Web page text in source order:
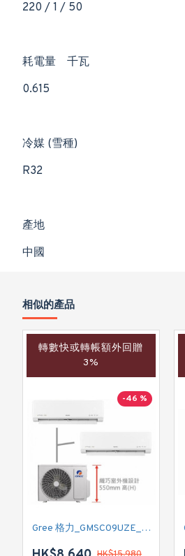
220 / 1 / 50
耗電量
千瓦
0.615
冷媒 (雪種)
R32
產地
中國
相似的產品
轉數快或轉帳額外回贈
3%
-46 %
Gree 格力_GMSC09UZE_GMSC12UZE_GMSC18UZC_R32 掛牆變頻式1拖2分體冷氣機 (淨冷型)